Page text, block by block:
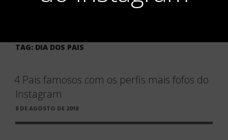
TAG: DIA DOS PAIS
4 Pais famosos com os perfis mais fofos do
Instagram
PUBLICADO
8 DE AGOSTO DE 2018